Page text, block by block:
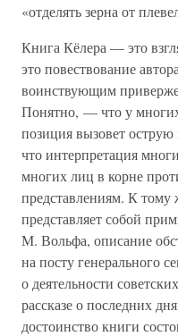
«отделять зерна от
Книга Кёлера — это
это повествование
воинствующим
Понятно, — что у
позиция вызовет
что интерпретация
многих лиц в корне
представлениям. К тому
представляет собой
М. Вольфа, описание
на посту генерального
о деятельности
рассказе о последних
достоинство книги